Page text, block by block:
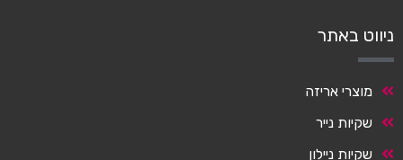
ניווט באתר
מוצרי אריזה
שקיות נייר
שקיות ניילון